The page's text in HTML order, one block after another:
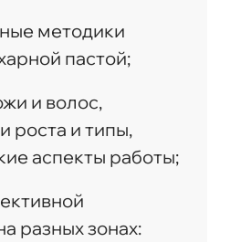
методики
пастой;
и волос,
роста и типы,
аспекты работы;
разных зонах: